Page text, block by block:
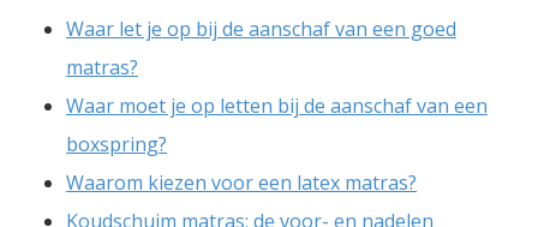
Waar let je op bij de aanschaf van een goed
matras?
Waar moet je op letten bij de aanschaf van een
boxspring?
Waarom kiezen voor een latex matras?
Koudschuim matras: de voor- en nadelen